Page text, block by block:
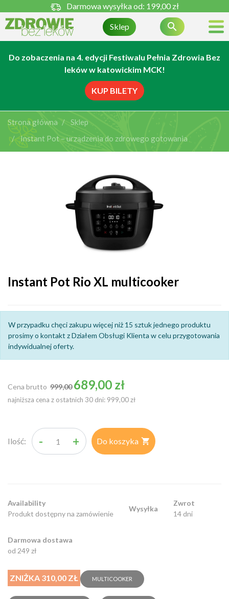
Darmowa wysyłka od: 199,00 zł
Sklep 
Do zobaczenia na 4. edycji Festiwalu Pełnia Zdrowia Bez
leków w katowickim MCK!
KUP BILETY
Strona główna
Sklep
Instant Pot – urządzenia do zdrowego gotowania
Instant Pot Rio XL multicooker
W przypadku chęci zakupu więcej niż 15 sztuk jednego produktu
prosimy o kontakt z Działem Obsługi Klienta w celu przygotowania
indywidualnej oferty.
Cena brutto
Cena podstawowa
999,00 689,00 zł
najniższa cena z ostatnich 30 dni: 999,00 zł
Ilość: - + Do koszyka 
Availability
Produkt dostępny na zamówienie
Wysyłka
Zwrot
14 dni
Darmowa dostawa
od 249 zł
ZNIŻKA 310,00 ZŁ MULTICOOKER